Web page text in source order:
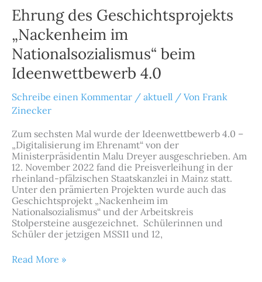
Ehrung des Geschichtsprojekts
„Nackenheim im
Nationalsozialismus“ beim
Ideenwettbewerb 4.0
Schreibe einen Kommentar / aktuell / Von Frank
Zinecker
Zum sechsten Mal wurde der Ideenwettbewerb 4.0 –
„Digitalisierung im Ehrenamt“ von der
Ministerpräsidentin Malu Dreyer ausgeschrieben. Am
12. November 2022 fand die Preisverleihung in der
rheinland-pfälzischen Staatskanzlei in Mainz statt.
Unter den prämierten Projekten wurde auch das
Geschichtsprojekt „Nackenheim im
Nationalsozialismus“ und der Arbeitskreis
Stolpersteine ausgezeichnet. Schülerinnen und
Schüler der jetzigen MSS11 und 12,
Geschichtsprojekts
„Nackenheim
im
Nationalsozialismus“
beim
Ideenwettbewerb
4.0
Read More »